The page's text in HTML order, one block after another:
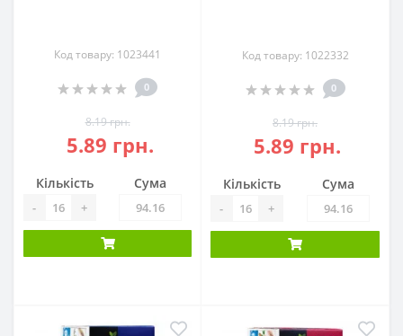
Код товару: 1023441
0
8.19 грн.
5.89 грн.
Кількість
- +
Сума
Код товару: 1022332
0
8.19 грн.
5.89 грн.
Кількість
- +
Сума